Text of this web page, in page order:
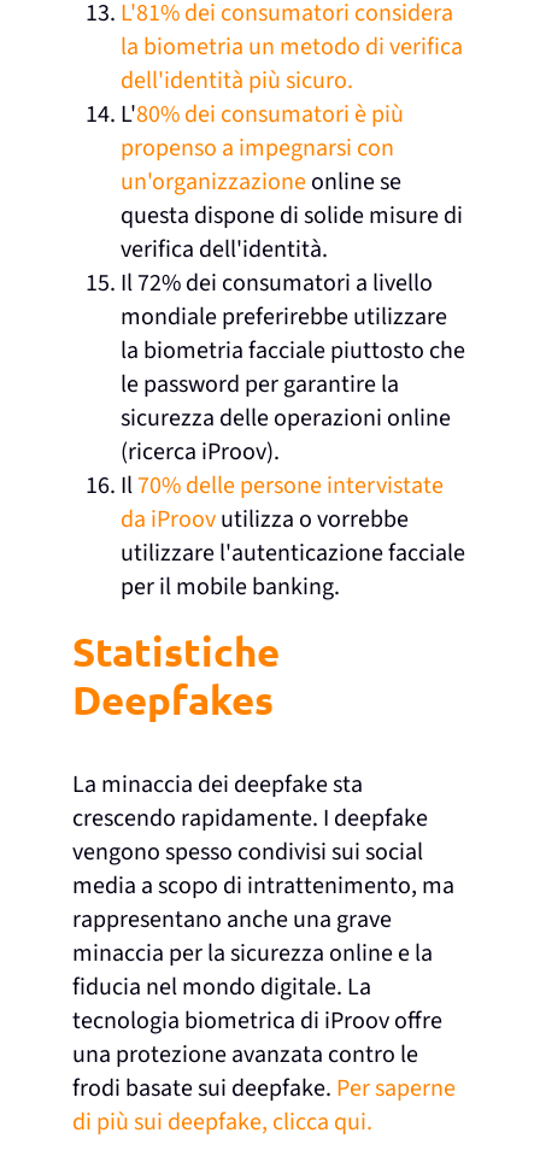
L'81% dei consumatori considera
la biometria un metodo di verifica
dell'identità più sicuro.
L'80% dei consumatori è più
propenso a impegnarsi con
un'organizzazioneonline se
questa dispone di solide misure di
verifica dell'identità.
Il 72% dei consumatori a livello
mondiale preferirebbe utilizzare
la biometria facciale piuttosto che
le password per garantire la
sicurezza delle operazioni online
(ricerca iProov).
Il70% delle persone intervistate
da iProovutilizza o vorrebbe
utilizzare l'autenticazione facciale
per il mobile banking.
Statistiche
Deepfakes
La minaccia dei deepfake sta
crescendo rapidamente. I deepfake
vengono spesso condivisi sui social
media a scopo di intrattenimento, ma
rappresentano anche una grave
minaccia per la sicurezza online e la
fiducia nel mondo digitale. La
tecnologia biometrica di iProov offre
una protezione avanzata contro le
frodi basate sui deepfake. Per saperne
di più sui deepfake, clicca qui.